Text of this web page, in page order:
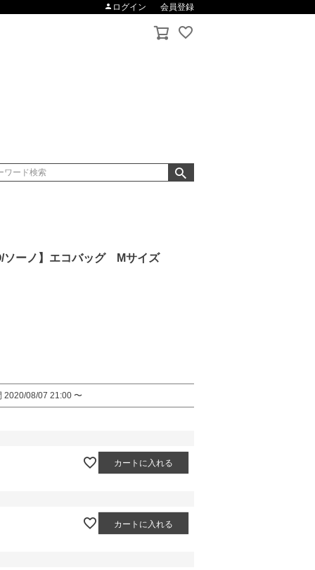
ログイン 会員登録
ソーノ】エコバッグ Mサイズ
2020/08/07 21:00 〜
カートに入れる
カートに入れる